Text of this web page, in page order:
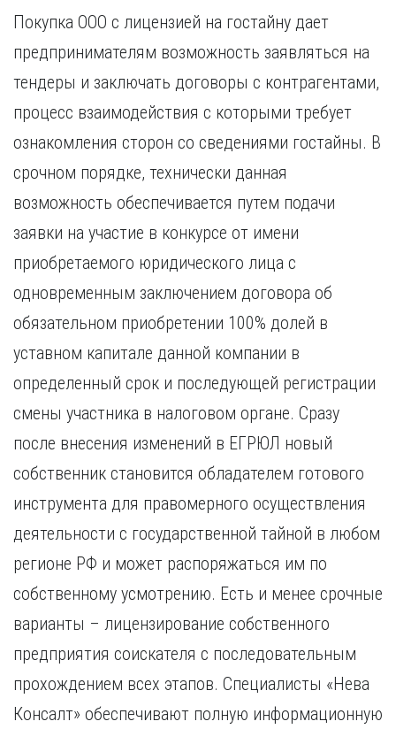
Ижевск
Казань
Калининград
Калуга
Киров
Краснодар
Красноярск
Курган
Курск
Л
Липецк
М
Магнитогорск
Мурманск
Набережные Челны
Нижний Новгород
Новосибирск
Тамбов
Тольятти
Томск
Тула
Тюмень
Улан-Удэ
Ульяновск
Уфа
Х
Ч
Челябинск
Череповец
Чита
Я
Покупка ООО с лицензией на гостайну дает
предпринимателям возможность заявляться на
тендеры и заключать договоры с контрагентами,
процесс взаимодействия с которыми требует
ознакомления сторон со сведениями гостайны. В
срочном порядке, технически данная
возможность обеспечивается путем подачи
заявки на участие в конкурсе от имени
приобретаемого юридического лица с
одновременным заключением договора об
обязательном приобретении 100% долей в
уставном капитале данной компании в
определенный срок и последующей регистрации
смены участника в налоговом органе. Сразу
после внесения изменений в ЕГРЮЛ новый
собственник становится обладателем готового
инструмента для правомерного осуществления
деятельности с государственной тайной в любом
регионе РФ и может распоряжаться им по
собственному усмотрению. Есть и менее срочные
варианты – лицензирование собственного
предприятия соискателя с последовательным
прохождением всех этапов. Специалисты «Нева
Консалт» обеспечивают полную информационную